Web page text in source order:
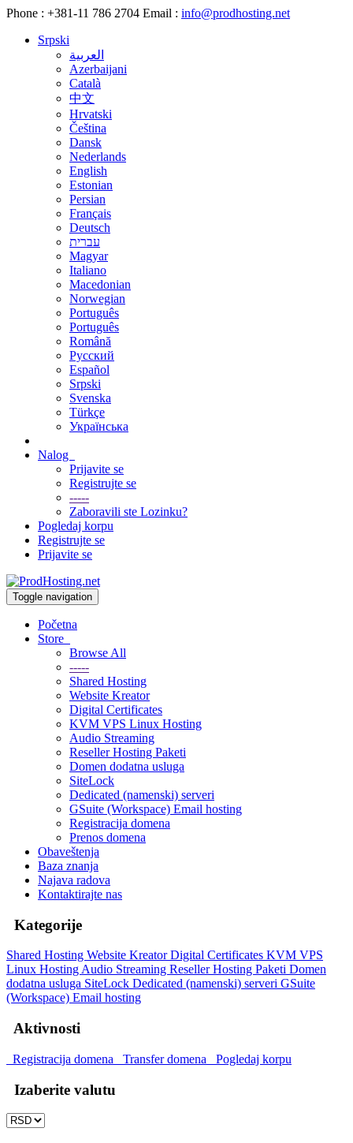
Phone : +381-11 786 2704 Email : info@prodhosting.net
Srpski
العربية
Azerbaijani
Català
中文
Hrvatski
Čeština
Dansk
Nederlands
English
Estonian
Persian
Français
Deutsch
עברית
Magyar
Italiano
Macedonian
Norwegian
Português
Português
Română
Русский
Español
Srpski
Svenska
Türkçe
Українська
Nalog
Prijavite se
Registrujte se
-----
Zaboravili ste Lozinku?
Pogledaj korpu
Registrujte se
Prijavite se
Toggle navigation
Početna
Store
Browse All
-----
Shared Hosting
Website Kreator
Digital Certificates
KVM VPS Linux Hosting
Audio Streaming
Reseller Hosting Paketi
Domen dodatna usluga
SiteLock
Dedicated (namenski) serveri
GSuite (Workspace) Email hosting
Registracija domena
Prenos domena
Obaveštenja
Baza znanja
Najava radova
Kontaktirajte nas
Kategorije
Shared Hosting Website KreatorDigital Certificates KVM VPS
Linux HostingAudio Streaming Reseller Hosting Paketi Domen
dodatna usluga SiteLock Dedicated (namenski) serveri GSuite
(Workspace) Email hosting
Aktivnosti
Registracija domena Transfer domena Pogledaj korpu
Izaberite valutu